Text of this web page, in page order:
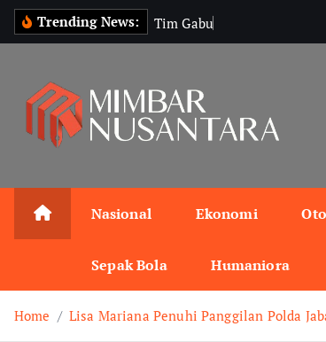
Trending News: Tim Gabu
Nasional Ekonomi
Sepak Bola Humaniora
Home Lisa Mariana Penuhi Panggilan Polda